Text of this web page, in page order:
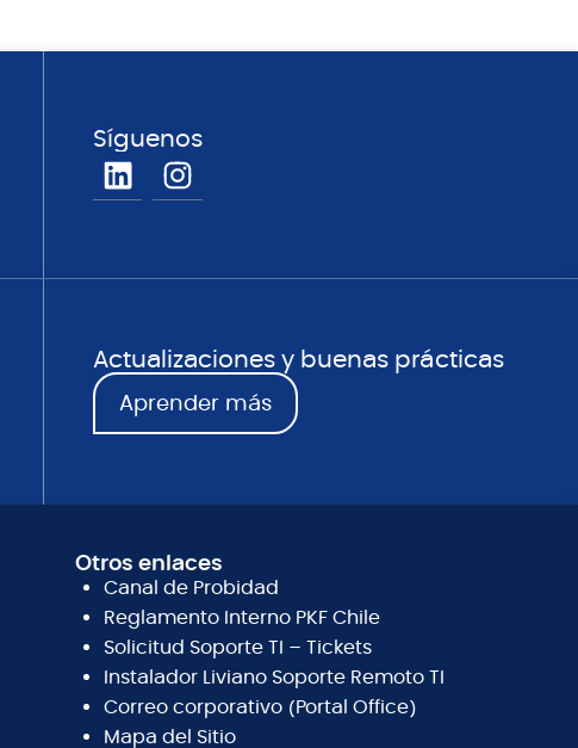
Síguenos
Actualizaciones y buenas prácticas
Aprender más
Otros enlaces
Canal de Probidad
Reglamento Interno PKF Chile
Solicitud Soporte TI – Tickets
Instalador Liviano Soporte Remoto TI
Correo corporativo (Portal Office)
Mapa del Sitio